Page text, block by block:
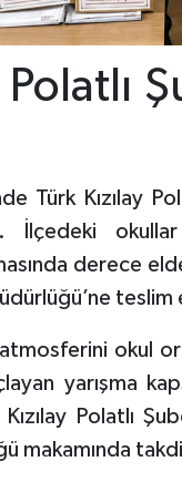
Polatlı
Türk Kızılay
İlçedeki
derece
teslim
atmosferini okul
yarışma
Polatlı
makamında